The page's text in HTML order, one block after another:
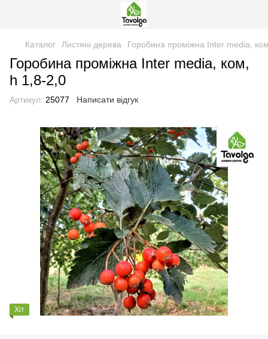
Каталог Листяні дерева Горобина проміжна Inter media,
Горобина проміжна Inter media, ком,
h 1,8-2,0
Артикул: 25077 Написати відгук
Хіт